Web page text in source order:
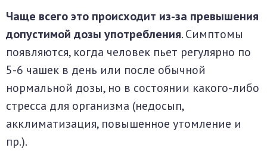
Чаще всего это происходит из-за превышения
допустимой дозы употребления. Симптомы
появляются, когда человек пьет регулярно по
5-6 чашек в день или после обычной
нормальной дозы, но в состоянии какого-либо
стресса для организма (недосып,
акклиматизация, повышенное утомление и
пр.).